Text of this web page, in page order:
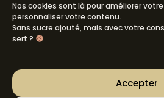
Nos cookies sont là pour améliorer
personnaliser votre contenu.
Sans sucre ajouté, mais avec votre
sert ?
Accepter